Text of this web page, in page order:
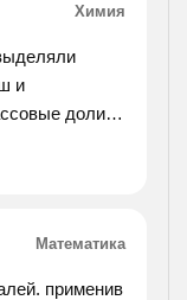
Химия
и
доли
Математика
применив